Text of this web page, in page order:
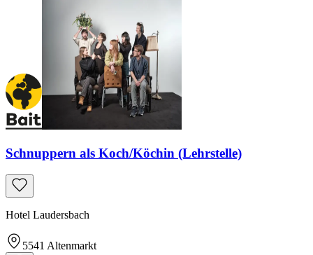
Schnuppern als Koch/Köchin (Lehrstelle)
Hotel Laudersbach
5541 Altenmarkt